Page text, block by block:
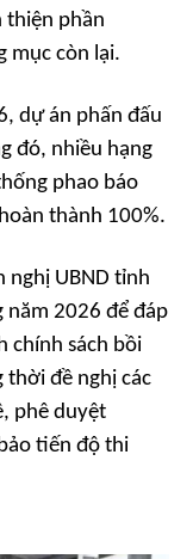
thiện phần
mục còn lại.
dự án phấn đấu
đó, nhiều hạng
phao báo
thành 100%.
nghị UBND tỉnh
năm 2026 để đáp
chính sách bồi
thời đề nghị các
phê duyệt
tiến độ thi